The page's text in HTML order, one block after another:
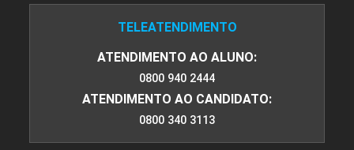
TELEATENDIMENTO
ATENDIMENTO AO ALUNO:
0800 940 2444
ATENDIMENTO AO CANDIDATO:
0800 340 3113